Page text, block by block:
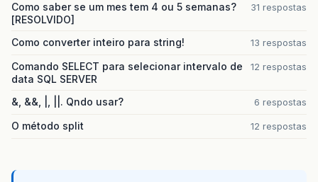
Como saber se um mes tem 4 ou 5 semanas?
[RESOLVIDO]
31 respostas
Como converter inteiro para string! 13 respostas
Comando SELECT para selecionar intervalo de
data SQL SERVER
12 respostas
&, &&, |, ||. Qndo usar? 6 respostas
O método split 12 respostas